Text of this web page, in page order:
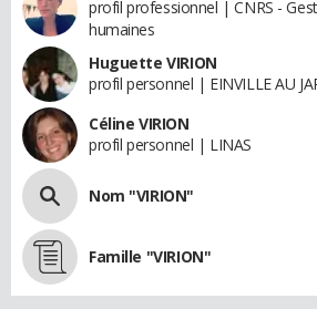
profil professionnel | CNRS -
humaines
Huguette VIRION
profil personnel | EINVILLE AU
Céline VIRION
profil personnel | LINAS
Nom "VIRION"
Famille "VIRION"